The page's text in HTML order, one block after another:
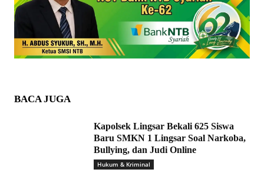
BACA JUGA
Kapolsek Lingsar Bekali 625 Siswa
Baru SMKN 1 Lingsar Soal Narkoba,
Bullying, dan Judi Online
Hukum & Kriminal